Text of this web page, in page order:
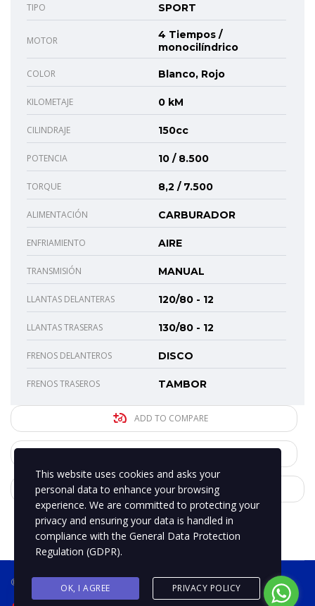
TIPO SPORT
MOTOR
4 Tiempos /
monocilíndrico
COLOR Blanco, Rojo
KILOMETAJE 0 kM
CILINDRAJE 150cc
POTENCIA 10 / 8.500
TORQUE 8,2 / 7.500
ALIMENTACIÓN CARBURADOR
ENFRIAMIENTO AIRE
TRANSMISIÓN MANUAL
LLANTAS DELANTERAS 120/80 - 12
LLANTAS TRASERAS 130/80 - 12
FRENOS DELANTEROS DISCO
FRENOS TRASEROS TAMBOR
ADD TO COMPARE
PRINT PAGE
® 2019 BPMotospty
This website uses cookies and asks your
personal data to enhance your browsing
experience. We are committed to protecting your
privacy and ensuring your data is handled in
compliance with the General Data Protection
Regulation (GDPR).
OK, I AGREE PRIVACY POLICY
COTIZA TU MOTO